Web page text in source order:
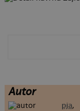
Autor
pja,